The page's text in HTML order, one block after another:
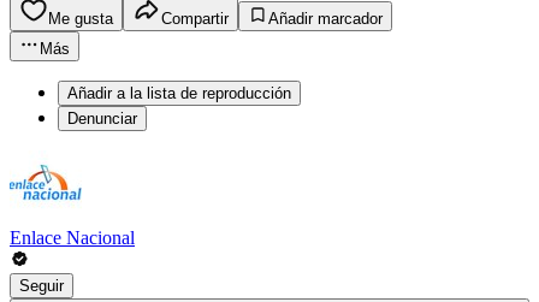
Me gusta Compartir
Añadir marcador
Más
Añadir a la lista de reproducción
Denunciar
Enlace Nacional
Seguir